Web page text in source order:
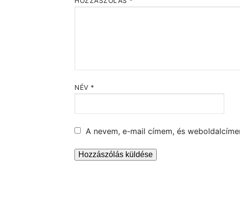
NÉV *
A nevem, e-mail címem, és